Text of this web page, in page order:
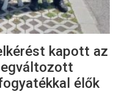
kapott az
élők